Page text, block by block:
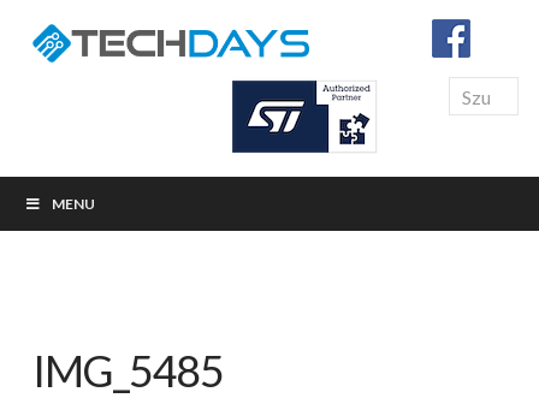
Search
MENU
IMG_5485